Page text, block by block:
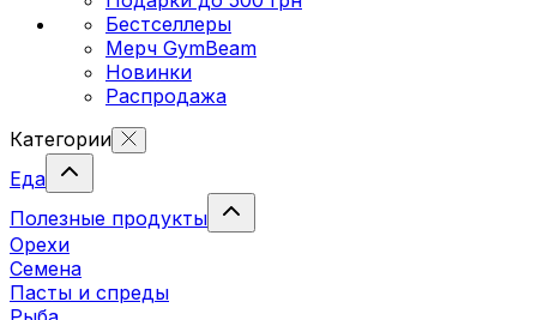
Бестселлеры
Мерч GymBeam
Новинки
Распродажа
Категории
Еда
Полезные продукты
Орехи
Семена
Пасты и спреды